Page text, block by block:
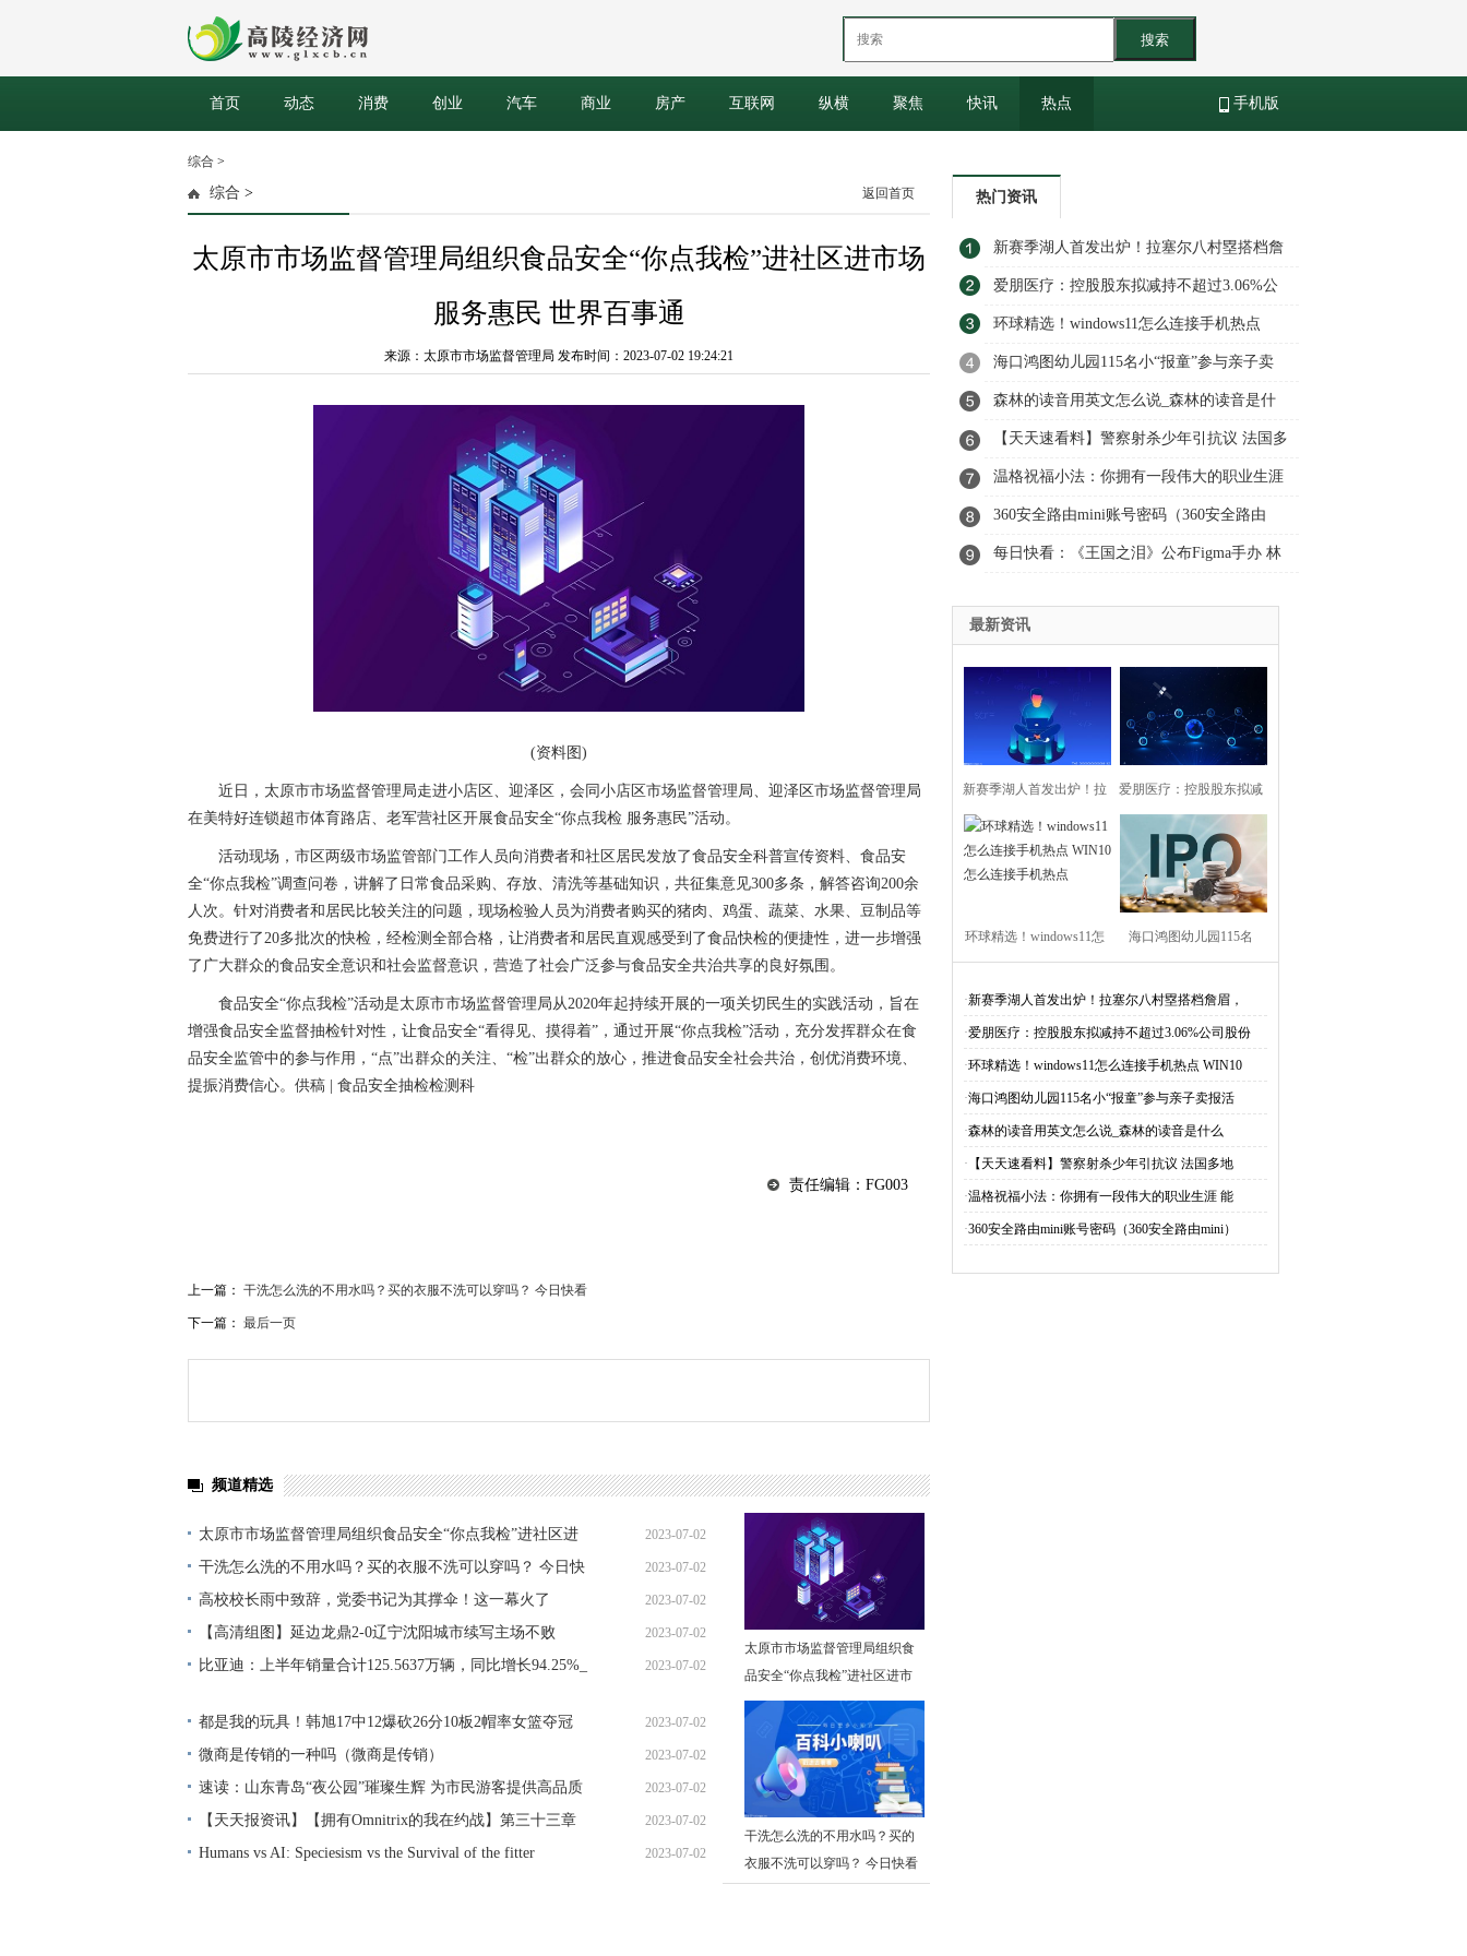
搜索
首页 动态 消费 创业 汽车 商业 房产 互联网 纵横 聚焦 快讯 热点 手机版
综合 >
综合 > 返回首页
太原市市场监督管理局组织食品安全“你点我检”进社区进市场
服务惠民 世界百事通
来源：太原市市场监督管理局 发布时间：2023-07-02 19:24:21
(资料图)
近日，太原市市场监督管理局走进小店区、迎泽区，会同小店区市场监督管理局、迎泽区市场监督管理局
在美特好连锁超市体育路店、老军营社区开展食品安全“你点我检 服务惠民”活动。
活动现场，市区两级市场监管部门工作人员向消费者和社区居民发放了食品安全科普宣传资料、食品安
全“你点我检”调查问卷，讲解了日常食品采购、存放、清洗等基础知识，共征集意见300多条，解答咨询200余
人次。针对消费者和居民比较关注的问题，现场检验人员为消费者购买的猪肉、鸡蛋、蔬菜、水果、豆制品等
免费进行了20多批次的快检，经检测全部合格，让消费者和居民直观感受到了食品快检的便捷性，进一步增强
了广大群众的食品安全意识和社会监督意识，营造了社会广泛参与食品安全共治共享的良好氛围。
食品安全“你点我检”活动是太原市市场监督管理局从2020年起持续开展的一项关切民生的实践活动，旨在
增强食品安全监督抽检针对性，让食品安全“看得见、摸得着”，通过开展“你点我检”活动，充分发挥群众在食
品安全监管中的参与作用，“点”出群众的关注、“检”出群众的放心，推进食品安全社会共治，创优消费环境、
提振消费信心。供稿 | 食品安全抽检检测科
责任编辑：FG003
上一篇： 干洗怎么洗的不用水吗？买的衣服不洗可以穿吗？ 今日快看
下一篇： 最后一页
频道精选
太原市市场监督管理局组织食品安全“你点我检”进社区进
市场 服务惠民 世界百事通
2023-07-02
19:24:21
干洗怎么洗的不用水吗？买的衣服不洗可以穿吗？ 今日快
看
2023-07-02
19:00:42
高校校长雨中致辞，党委书记为其撑伞！这一幕火了 2023-07-02
18:24:18
【高清组图】延边龙鼎2-0辽宁沈阳城市续写主场不败 2023-07-02
17:13:23
比亚迪：上半年销量合计125.5637万辆，同比增长94.25%_
2023-07-02
都是我的玩具！韩旭17中12爆砍26分10板2帽率女篮夺冠 2023-07-02
15:53:59
微商是传销的一种吗（微商是传销） 2023-07-02
14:50:14
速读：山东青岛“夜公园”璀璨生辉 为市民游客提供高品质
绿色生态空间
2023-07-02
13:43:14
【天天报资讯】【拥有Omnitrix的我在约战】第三十三章
不存在的事物
2023-07-02
13:23:00
Humans vs AI: Speciesism vs the Survival of the fitter 2023-07-02
太原市市场监督管理局组织食
品安全“你点我检”进社区进市
场 服务惠民 世界百事通
干洗怎么洗的不用水吗？买的
衣服不洗可以穿吗？ 今日快看
热门资讯
新赛季湖人首发出炉！拉塞尔八村塁搭档詹
眉，文森特有机会_当前通讯
爱朋医疗：控股股东拟减持不超过3.06%公
司股份|环球今热点
环球精选！windows11怎么连接手机热点
WIN10怎么连接手机热点
海口鸿图幼儿园115名小“报童”参与亲子卖
报活动|世界球精选
森林的读音用英文怎么说_森林的读音是什
么
【天天速看料】警察射杀少年引抗议 法国多
地仍有冲突发生
温格祝福小法：你拥有一段伟大的职业生涯
能执教你何其有幸 全球微资讯
360安全路由mini账号密码（360安全路由
mini）
每日快看：《王国之泪》公布Figma手办 林
最新资讯
新赛季湖人首发出炉！拉 爱朋医疗：控股股东拟减
持不超过3.06%公司股份|
环球今热点
环球精选！windows11怎
么连接手机热点
海口鸿图幼儿园115名
动|世界球精选
·新赛季湖人首发出炉！拉塞尔八村塁搭档詹眉，
·爱朋医疗：控股股东拟减持不超过3.06%公司股份
·环球精选！windows11怎么连接手机热点 WIN10
·海口鸿图幼儿园115名小“报童”参与亲子卖报活
·森林的读音用英文怎么说_森林的读音是什么
· 【天天速看料】警察射杀少年引抗议 法国多地
·温格祝福小法：你拥有一段伟大的职业生涯 能
·360安全路由mini账号密码（360安全路由mini）